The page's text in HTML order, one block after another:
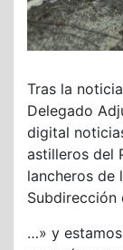
Tras la
Delegado
digital
astilleros del
lancheros de
Subdirección
…» y